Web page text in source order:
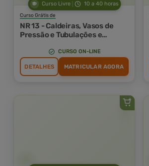
Curso Livre 10 a 40 horas
Curso Grátis de
NR 13 - Caldeiras, Vasos de
Pressão e Tubulações e
Armazenamento
CURSO ON-LINE
DETALHES MATRICULAR AGORA